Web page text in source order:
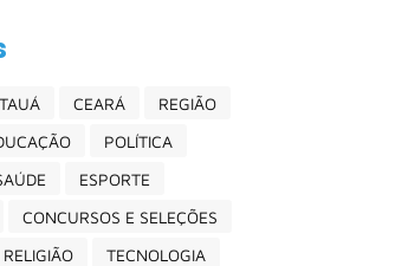
TAUÁ CEARÁ
REGIÃO
POLÍTICA
ESPORTE
CONCURSOS E SELEÇÕES
RELIGIÃO
TECNOLOGIA